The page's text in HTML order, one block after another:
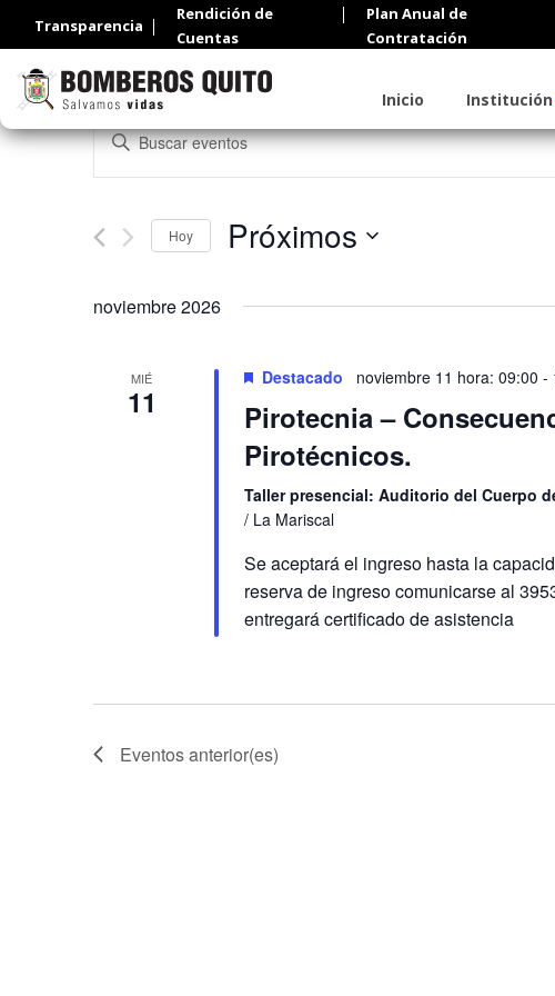
Transparencia
Rendición de
Cuentas
Plan Anual de
Contratación
Inicio Institución
Navegación
y
de
Introduce
palabra
Busca
Eventos
la
Hoy Próximos
noviembre 2026
MIÉ
11
Destacado noviembre 11 hora: 09:00 -
Pirotecnia –
Pirotécnicos.
Taller presencial: Auditorio del Cuerpo
/ La Mariscal
Se aceptará el ingreso hasta la
reserva de ingreso comunicarse al
entregará certificado de asistencia
Eventosanterior(es)